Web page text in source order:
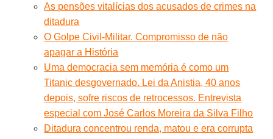
As pensões vitalícias dos acusados de crimes na
ditadura
O Golpe Civil-Militar. Compromisso de não
apagar a História
Uma democracia sem memória é como um
Titanic desgovernado. Lei da Anistia, 40 anos
depois, sofre riscos de retrocessos. Entrevista
especial com José Carlos Moreira da Silva Filho
Ditadura concentrou renda, matou e era corrupta